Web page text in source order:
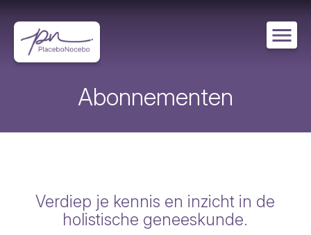
en
naar
de
Abonnementen
Verdiep je kennis en inzicht in de
holistische geneeskunde.